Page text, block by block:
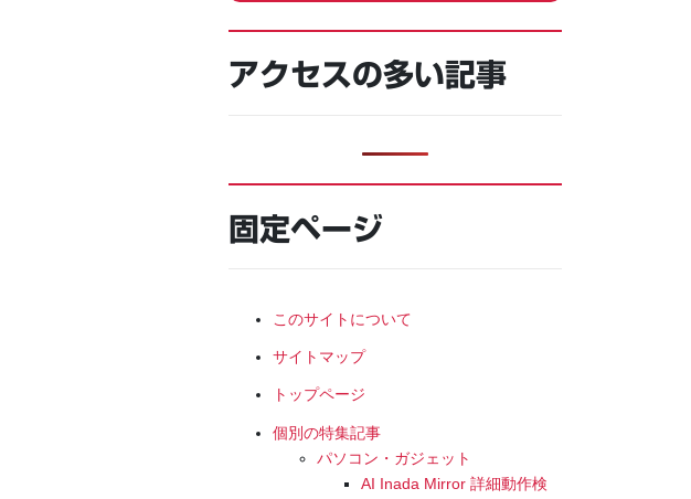
アクセスの多い記事
固定ページ
このサイトについて
サイトマップ
トップページ
個別の特集記事
パソコン・ガジェット
AI Inada Mirror 詳細動作検